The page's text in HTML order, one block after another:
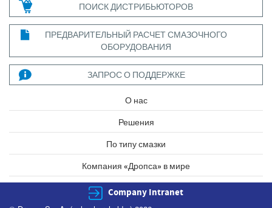
ПОИСК ДИСТРИБЬЮТОРОВ
ПРЕДВАРИТЕЛЬНЫЙ РАСЧЕТ СМАЗОЧНОГО
ОБОРУДОВАНИЯ
ЗАПРОС О ПОДДЕРЖКЕ
О нас
Решения
По типу смазки
Компания «Дропса» в мире
Company Intranet